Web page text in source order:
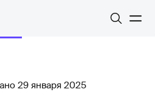
29 января 2025